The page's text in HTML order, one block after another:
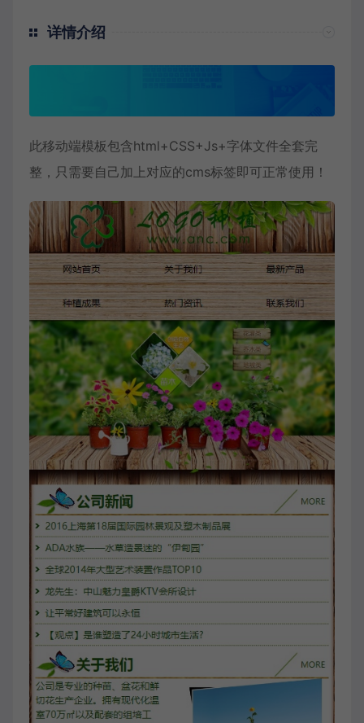
详情介绍
此移动端模板包含html+CSS+Js+字体文件全套完
整，只需要自己加上对应的cms标签即可正常使用！